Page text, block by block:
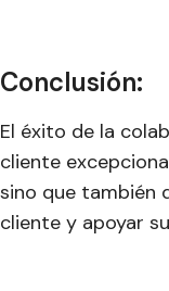
Conclusión:
El éxito de la
cliente
sino que también
cliente y apoyar